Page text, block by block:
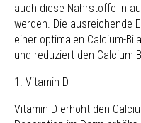
auch diese Nährstoffe in
werden. Die ausreichende
einer optimalen Calcium-
und reduziert den Calcium-
1. Vitamin D
Vitamin D erhöht den